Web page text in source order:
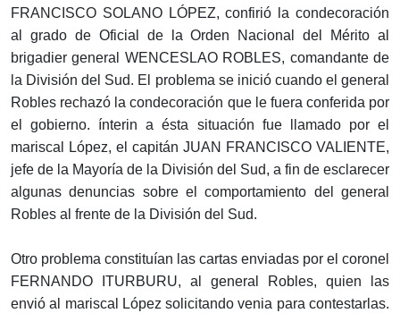
FRANCISCO SOLANO LÓPEZ, confirió la condecoración
al grado de Oficial de la Orden Nacional del Mérito al
brigadier general WENCESLAO ROBLES, comandante de
la División del Sud. El problema se inició cuando el general
Robles rechazó la condecoración que le fuera conferida por
el gobierno. ínterin a ésta situación fue llamado por el
mariscal López, el capitán JUAN FRANCISCO VALIENTE,
jefe de la Mayoría de la División del Sud, a fin de esclarecer
algunas denuncias sobre el comportamiento del general
Robles al frente de la División del Sud.
Otro problema constituían las cartas enviadas por el coronel
FERNANDO ITURBURU, al general Robles, quien las
envió al mariscal López solicitando venia para contestarlas.